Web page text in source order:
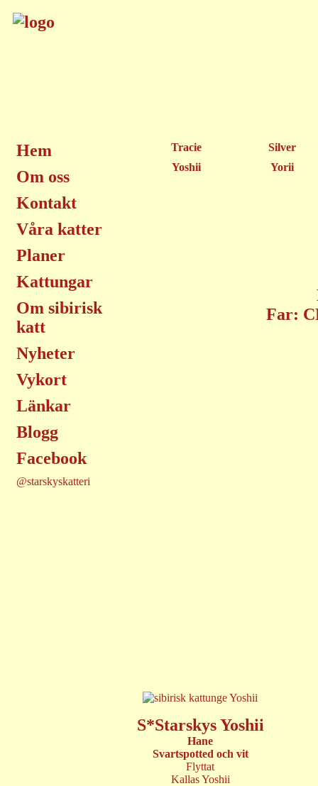
Hem
Om oss
Kontakt
Våra katter
Planer
Kattungar
Om sibirisk
katt
Nyheter
Vykort
Länkar
Blogg
Facebook
@starskyskatteri
Tracie
Silver
Yoshii
Yorii
Far:
S*Starskys Yoshii
Hane
Svartspotted och vit
Flyttat
Kallas Yoshii